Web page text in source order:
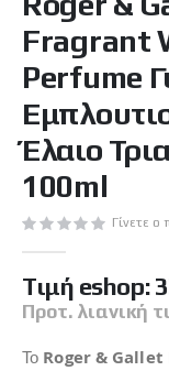
της
συλλογής
εικόνων
Fragrant
Perfume
Έλαιο
100ml
Γίνετε
Tιμή eshop:
Προτ. λιανική
Το Roger &